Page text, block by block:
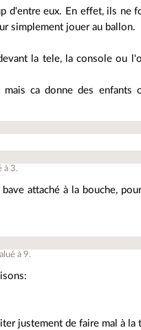
d'entre eux. En effet, ils ne
simplement jouer au ballon.
la tele, la console ou
ca donne des enfants
à 3.
attaché à la bouche,
à9.
justement de faire mal à la